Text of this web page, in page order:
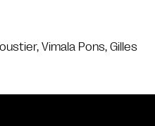
Vimala Pons, Gilles